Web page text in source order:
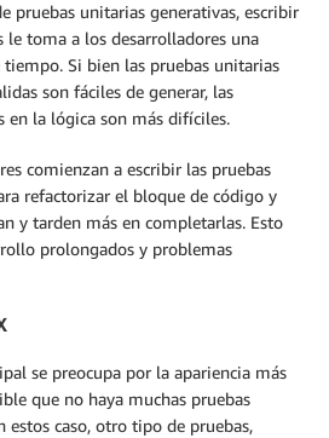
pruebas unitarias generativas, escribir
le toma a los desarrolladores una
Si bien las pruebas unitarias
son fáciles de generar, las
en la lógica son más difíciles.
comienzan a escribir las pruebas
refactorizar el bloque de código y
y tarden más en completarlas. Esto
prolongados y problemas
se preocupa por la apariencia más
que no haya muchas pruebas
estos caso, otro tipo de pruebas,